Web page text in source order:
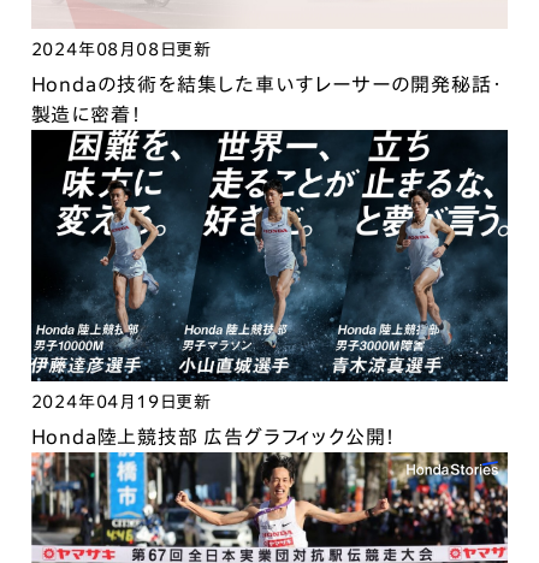
2024年08月08日更新
Hondaの技術を結集した車いすレーサーの開発秘話・
製造に密着！
2024年04月19日更新
Honda陸上競技部 広告グラフィック公開！